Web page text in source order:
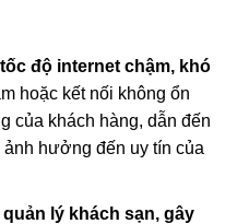
độ internet chậm, khó
hoặc kết nối không ổn
của khách hàng, dẫn đến
hưởng đến uy tín của
lý khách sạn, gây